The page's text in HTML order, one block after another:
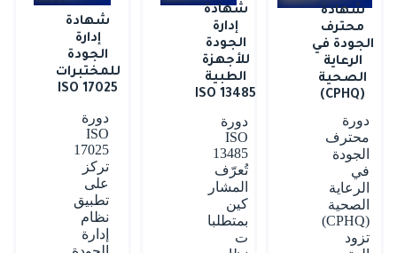
دورة
محترف
الجودة
في
الرعاية
الصحية
(CPHQ)
تزود
شهادة
محترف
الجودة في
الرعاية
الصحية
(CPHQ)
دورة
ISO
13485
تُعرّف
المشار
كين
بمتطلبا
ت
شهادة
إدارة
الجودة
للأجهزة
الطبية
ISO 13485
دورة
ISO
17025
تركز
على
تطبيق
نظام
إدارة
شهادة
إدارة
الجودة
للمختبرات
ISO 17025